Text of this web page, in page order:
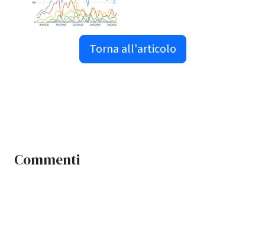
Torna all'articolo
Commenti